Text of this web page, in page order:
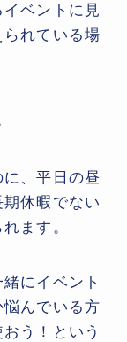
ベントに見
れている場
、平日の昼
休暇でない
ます。
にイベント
んでいる方
う！という